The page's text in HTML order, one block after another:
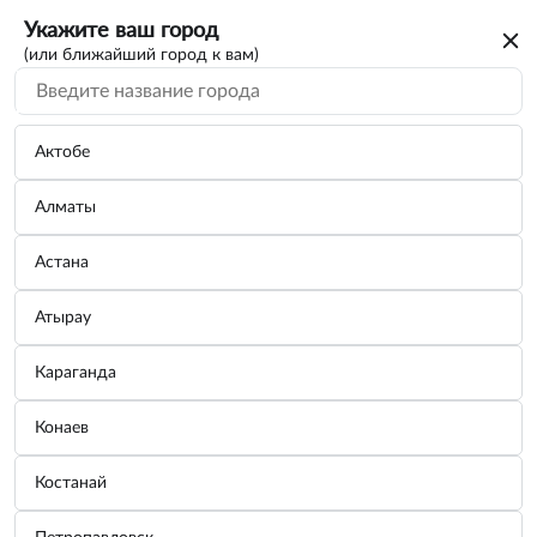
Укажите ваш город
(или ближайший город к вам)
Актобе
Алматы
Астана
Атырау
Караганда
Конаев
Костанай
Капот Sandero 13- 651001918R Jorden
JH07SDR13043
Бренд:Jorden